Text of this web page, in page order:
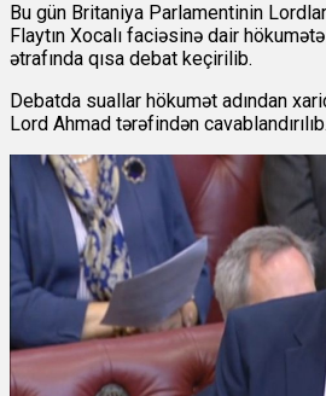
Bu gün Britaniya Parlamentinin
Flaytın Xocalı faciəsinə dair
ətrafında qısa debat keçirilib.
Debatda suallar hökumət adından
Lord Ahmad tərəfindən cavablandırılıb.